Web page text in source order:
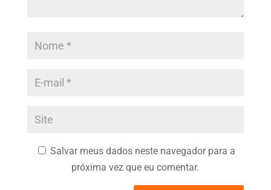
Salvar meus dados neste navegador para a
próxima vez que eu comentar.